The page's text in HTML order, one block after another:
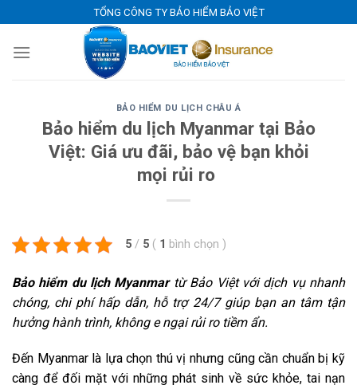
to
content
TỔNG CÔNG TY BẢO HIỂM BẢO VIỆT
BẢO HIỂM DU LỊCH CHÂU Á
Bảo hiểm du lịch Myanmar tại Bảo
Việt: Giá ưu đãi, bảo vệ bạn khỏi
mọi rủi ro
5 / 5 ( 1 bình chọn )
Bảo hiểm du lịch Myanmartừ Bảo Việt với dịch vụ nhanh
chóng, chi phí hấp dẫn, hỗ trợ 24/7 giúp bạn an tâm tận
hưởng hành trình, không e ngại rủi ro tiềm ẩn.
Đến Myanmar là lựa chọn thú vị nhưng cũng cần chuẩn bị kỹ
càng để đối mặt với những phát sinh về sức khỏe, tai nạn